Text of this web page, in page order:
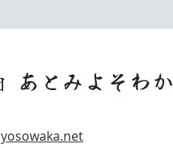
あとみよそわか